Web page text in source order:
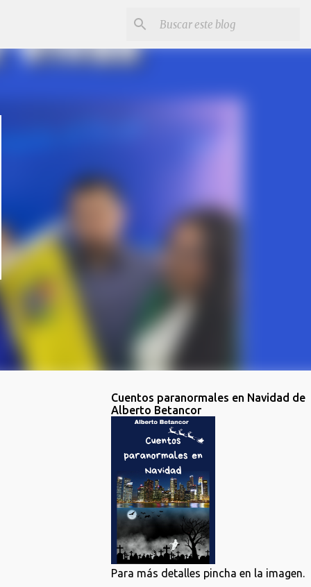
Cuentos paranormales en Navidad de
Alberto Betancor
Para más detalles pincha en la imagen.